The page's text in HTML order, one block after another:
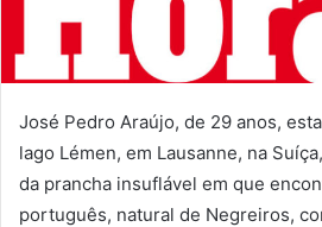
José Pedro Araújo, de 29 anos,
lago Lémen, em Lausanne, na
da prancha insuflável em que
português, natural de Negreiros,